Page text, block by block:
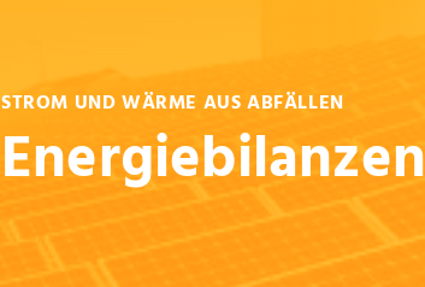
STROM UND WÄRME AUS ABFÄLLEN
Energiebilanzen